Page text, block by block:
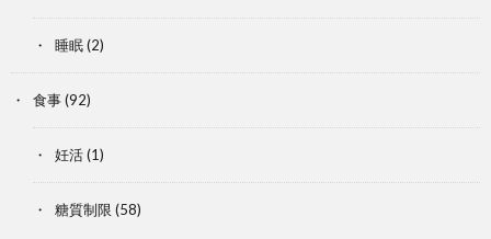
睡眠(2)
食事(92)
妊活(1)
糖質制限 (58)